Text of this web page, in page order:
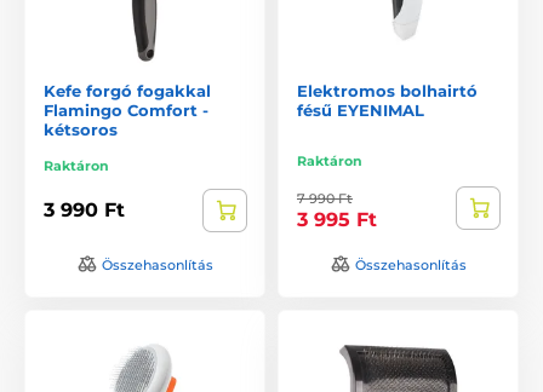
Kefe forgó fogakkal
Flamingo Comfort -
kétsoros
Raktáron
3 990 Ft
Összehasonlítás
Elektromos bolhairtó
fésű EYENIMAL
Raktáron
7 990 Ft
3 995 Ft
Összehasonlítás